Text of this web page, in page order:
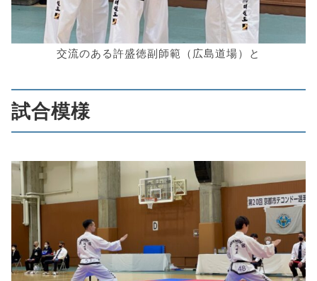
交流のある許盛徳副師範（広島道場）と
試合模様